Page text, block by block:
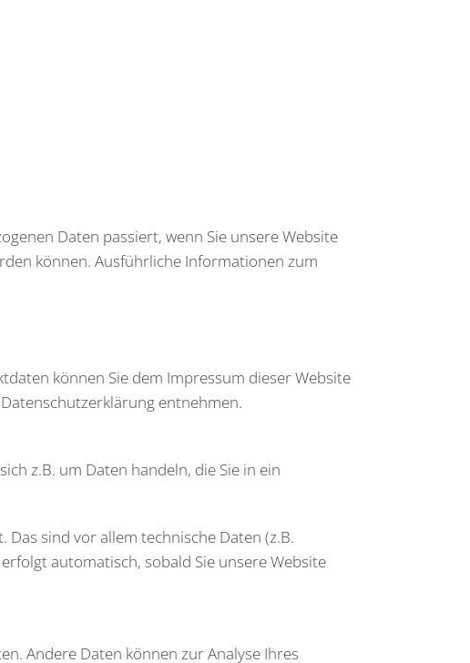
Daten passiert, wenn Sie unsere Website
können. Ausführliche Informationen zum
können Sie dem Impressum dieser Website
entnehmen.
z.B. um Daten handeln, die Sie in ein
sind vor allem technische Daten (z.B.
automatisch, sobald Sie unsere Website
Andere Daten können zur Analyse Ihres